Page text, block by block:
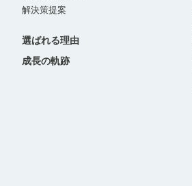
解決策提案
選ばれる理由
成長の軌跡